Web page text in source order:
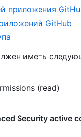
приложения
GitHub
иметь
(read)
Security active